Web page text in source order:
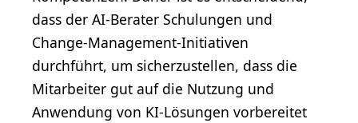
dass der AI-Berater Schulungen und
Change-Management-Initiativen
durchführt, um sicherzustellen, dass die
Mitarbeiter gut auf die Nutzung und
Anwendung von KI-Lösungen vorbereitet